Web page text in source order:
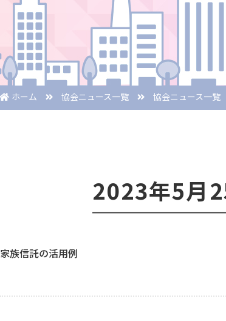
ホーム 協会ニュース一覧 協会ニュース一覧
2023年5月
家族信託の活用例